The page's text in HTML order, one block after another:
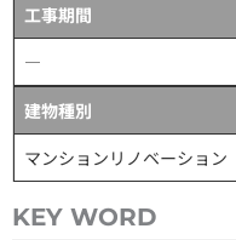
工事期間
―
建物種別
マンションリノベーション
KEY WORD